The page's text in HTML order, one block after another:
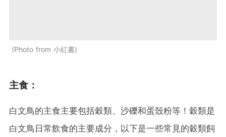
Photo from 小紅書
主食：
白文鳥的主食主要包括穀類、沙礫和蛋殼粉等！穀類是
白文鳥日常飲食的主要成分，以下是一些常見的穀類飼